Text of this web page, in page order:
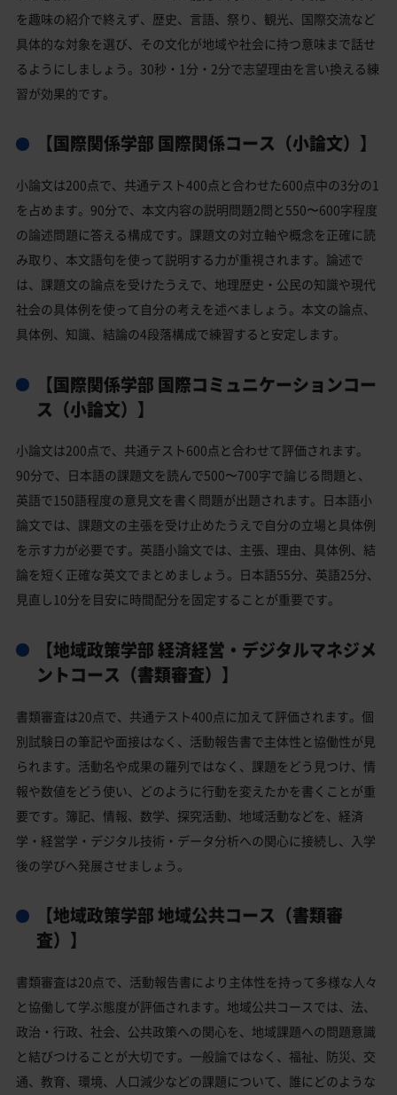
を趣味の紹介で終えず、歴史、言語、祭り、観光、国際交流など
具体的な対象を選び、その文化が地域や社会に持つ意味まで話せ
るようにしましょう。30秒・1分・2分で志望理由を言い換える練
習が効果的です。
【国際関係学部 国際関係コース（小論文）】
小論文は200点で、共通テスト400点と合わせた600点中の3分の1
を占めます。90分で、本文内容の説明問題2問と550〜600字程度
の論述問題に答える構成です。課題文の対立軸や概念を正確に読
み取り、本文語句を使って説明する力が重視されます。論述で
は、課題文の論点を受けたうえで、地理歴史・公民の知識や現代
社会の具体例を使って自分の考えを述べましょう。本文の論点、
具体例、知識、結論の4段落構成で練習すると安定します。
【国際関係学部 国際コミュニケーションコー
ス（小論文）】
小論文は200点で、共通テスト600点と合わせて評価されます。
90分で、日本語の課題文を読んで500〜700字で論じる問題と、
英語で150語程度の意見文を書く問題が出題されます。日本語小
論文では、課題文の主張を受け止めたうえで自分の立場と具体例
を示す力が必要です。英語小論文では、主張、理由、具体例、結
論を短く正確な英文でまとめましょう。日本語55分、英語25分、
見直し10分を目安に時間配分を固定することが重要です。
【地域政策学部 経済経営・デジタルマネジメ
ントコース（書類審査）】
書類審査は20点で、共通テスト400点に加えて評価されます。個
別試験日の筆記や面接はなく、活動報告書で主体性と協働性が見
られます。活動名や成果の羅列ではなく、課題をどう見つけ、情
報や数値をどう使い、どのように行動を変えたかを書くことが重
要です。簿記、情報、数学、探究活動、地域活動などを、経済
学・経営学・デジタル技術・データ分析への関心に接続し、入学
後の学びへ発展させましょう。
【地域政策学部 地域公共コース（書類審
査）】
書類審査は20点で、活動報告書により主体性を持って多様な人々
と協働して学ぶ態度が評価されます。地域公共コースでは、法、
政治・行政、社会、公共政策への関心を、地域課題への問題意識
と結びつけることが大切です。一般論ではなく、福祉、防災、交
通、教育、環境、人口減少などの課題について、誰にどのような